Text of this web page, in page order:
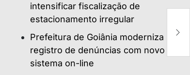
intensificar fiscalização de
estacionamento irregular
Prefeitura de Goiânia moderniza
registro de denúncias com novo
sistema on-line